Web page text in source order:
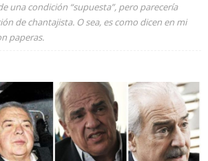
una condición “supuesta”, pero parecería
de chantajista. O sea, es como dicen en mi
paperas.